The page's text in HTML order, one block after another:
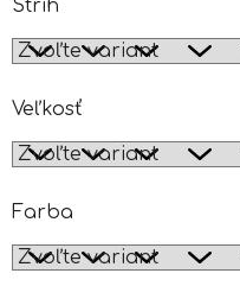
Strih
Veľkosť
Farba